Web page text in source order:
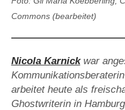
Commons (bearbeitet)
Nicola Karnickwar
arbeitet heute als
Ghostwriterin in